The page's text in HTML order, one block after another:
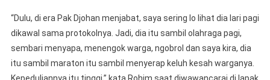
“Dulu, di era Pak Djohan menjabat, saya sering lo lihat dia lari pagi
dikawal sama protokolnya. Jadi, dia itu sambil olahraga pagi,
sembari menyapa, menengok warga, ngobrol dan saya kira, dia
itu sambil maraton itu sambil menyerap keluh kesah warganya.